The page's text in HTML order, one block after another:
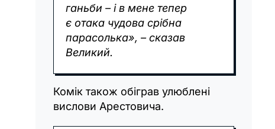
ганьби – і в мене тепер
є отака чудова срібна
парасолька», – сказав
Великий.
Комік також обіграв улюблені
вислови Арестовича.